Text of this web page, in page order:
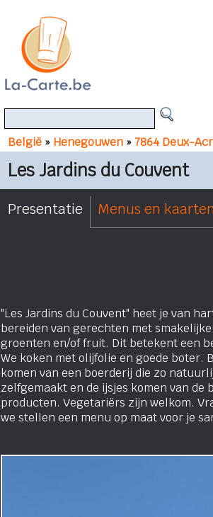
België » Henegouwen » 7864 Deux-
Les Jardins du Couvent
Presentatie Menus en
"Les Jardins du Couvent" heet je van
bereiden van gerechten met
groenten en/of fruit. Dit betekent een
We koken met olijfolie en goede boter.
komen van een boerderij die zo
zelfgemaakt en de ijsjes komen van
producten. Vegetariërs zijn welkom.
we stellen een menu op maat voor je